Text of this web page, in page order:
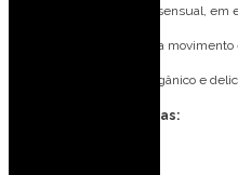
Decote V: profundo e sensual,
Fenda: frontal, adiciona
Aviamento: detalhe orgânico e
Especificações Técnicas: